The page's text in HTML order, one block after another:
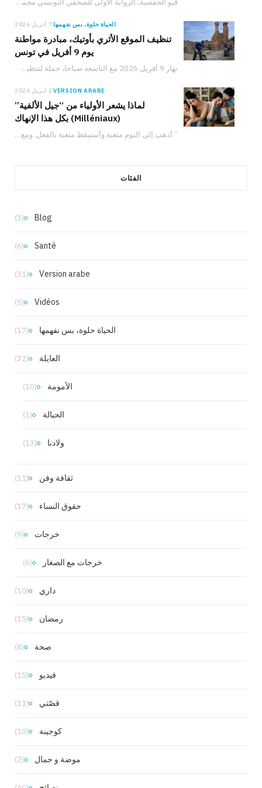
قبو الحفصية، الرواية الأولى للصحفي التونسي محمد أمين بن هلال، الصادرة عن دار نشر سيريس،…
الحياة حلوة، بس نفهمها 7 أبريل 2026
تنظيف الموقع الأثري بأوتيك، مبادرة مواطنة
يوم 9 أفريل في تونس
نهار 9 أفريل 2026 مع التاسعة صباحا، حملة لتنظيف الموقع الأثري بأوتيك تدعو المواطنين والعائلات والشباب للمشاركة في حماية التراث التونسي والعمل من أجل البيئة.
VERSION ARABE 2 أبريل 2026
لماذا يشعر الأولياء من “جيل الألفية”
(Milléniaux) بكل هذا الإنهاك
” أذهب إلى النوم متعبة وأستيقظ متعبة بالفعل. ومع ذلك، لدي شعور دائم بأنني لا…
الفئات
Blog
(3)
Santé
(6)
Version arabe
(31)
Vidéos
(5)
الحياة حلوة، بس نفهمها (17)
العايلة (32)
الأمومة (10)
الحبالة (1)
ولادنا (13)
ثقافة وفن (11)
حقوق النساء (17)
خرجات (9)
خرجات مع الصغار (6)
داري (10)
رمضان (15)
صحة (8)
فيديو (15)
قصّتي (11)
كوجينة (10)
موضة و جمال (2)